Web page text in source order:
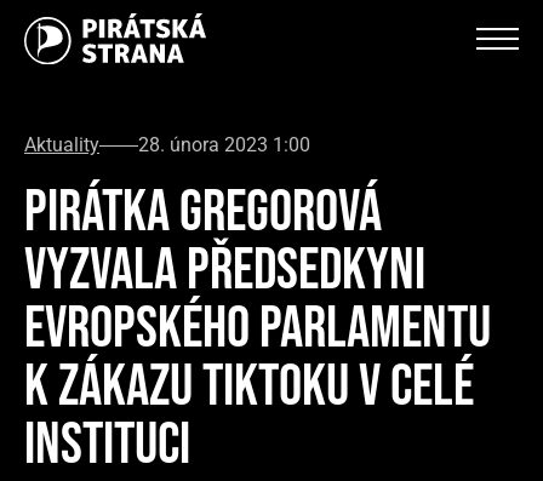
Aktuality 28. února 2023 1:00
PIRÁTKA GREGOROVÁ
VYZVALA PŘEDSEDKYNI
EVROPSKÉHO PARLAMENTU
K ZÁKAZU TIKTOKU V CELÉ
INSTITUCI